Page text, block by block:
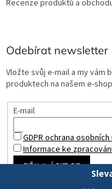
Recenze produktů a
Odebírat newsletter
Vložte svůj e-mail a my vám
produktech na našem e-
E-mail
GDPR ochrana osobních
Informace ke
PŘIHLÁSIT SE